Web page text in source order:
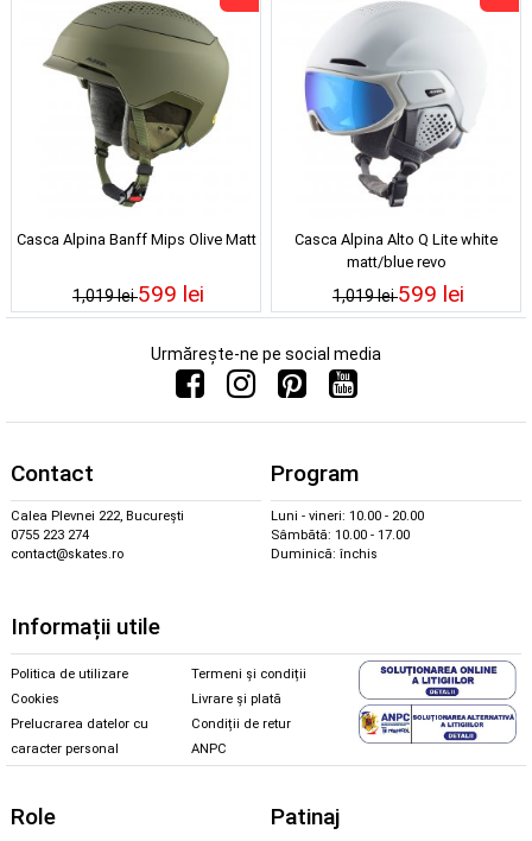
Casca Alpina Banff Mips Olive Matt
1,019 lei599 lei
Casca Alpina Alto Q Lite white
matt/blue revo
1,019 lei599 lei
Urmărește-ne pe social media
Contact
Calea Plevnei 222, București
0755 223 274
contact@skates.ro
Program
Luni - vineri: 10.00 - 20.00
Sâmbătă: 10.00 - 17.00
Duminică: închis
Informații utile
Politica de utilizare
Cookies
Prelucrarea datelor cu
caracter personal
Termeni și condiții
Livrare și plată
Condiții de retur
ANPC
Role Patinaj